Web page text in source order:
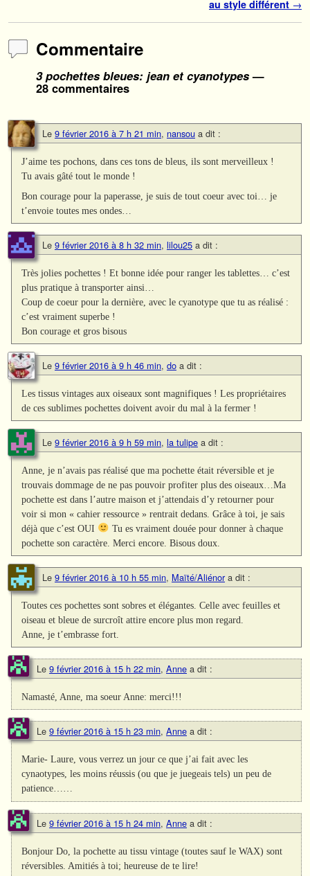
au style différent →
Commentaire
3 pochettes bleues: jean et cyanotypes—
28 commentaires
Le 9 février 2016 à 7 h 21 min, nansou a dit :
J’aime tes pochons, dans ces tons de bleus, ils sont merveilleux !
Tu avais gâté tout le monde !
Bon courage pour la paperasse, je suis de tout coeur avec toi… je
t’envoie toutes mes ondes…
Le 9 février 2016 à 8 h 32 min, lilou25 a dit :
Très jolies pochettes ! Et bonne idée pour ranger les tablettes… c’est
plus pratique à transporter ainsi…
Coup de coeur pour la dernière, avec le cyanotype que tu as réalisé :
c’est vraiment superbe !
Bon courage et gros bisous
Le 9 février 2016 à 9 h 46 min, do a dit :
Les tissus vintages aux oiseaux sont magnifiques ! Les propriétaires
de ces sublimes pochettes doivent avoir du mal à la fermer !
Le 9 février 2016 à 9 h 59 min, la tulipe a dit :
Anne, je n’avais pas réalisé que ma pochette était réversible et je
trouvais dommage de ne pas pouvoir profiter plus des oiseaux…Ma
pochette est dans l’autre maison et j’attendais d’y retourner pour
voir si mon « cahier ressource » rentrait dedans. Grâce à toi, je sais
déjà que c’est OUI
Tu es vraiment douée pour donner à chaque
pochette son caractère. Merci encore. Bisous doux.
Le 9 février 2016 à 10 h 55 min, Maïté/Aliénor a dit :
Toutes ces pochettes sont sobres et élégantes. Celle avec feuilles et
oiseau et bleue de surcroît attire encore plus mon regard.
Anne, je t’embrasse fort.
Le 9 février 2016 à 15 h 22 min, Anne a dit :
Namasté, Anne, ma soeur Anne: merci!!!
Le 9 février 2016 à 15 h 23 min, Anne a dit :
Marie- Laure, vous verrez un jour ce que j’ai fait avec les
cynaotypes, les moins réussis (ou que je juegeais tels) un peu de
patience……
Le 9 février 2016 à 15 h 24 min, Anne a dit :
Bonjour Do, la pochette au tissu vintage (toutes sauf le WAX) sont
réversibles. Amitiés à toi; heureuse de te lire!